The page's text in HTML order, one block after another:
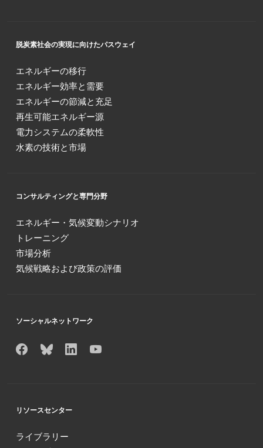
脱炭素社会の実現に向けたパスウェイ
エネルギーの移行
エネルギー効率と需要
エネルギーの節減と充足
再生可能エネルギー源
電力システムの柔軟性
水素の技術と市場
コンサルティングと専門分野
エネルギー・気候変動シナリオ
トレーニング
市場分析
気候戦略および政策の評価
ソーシャルネットワーク
リソースセンター
ライブラリー